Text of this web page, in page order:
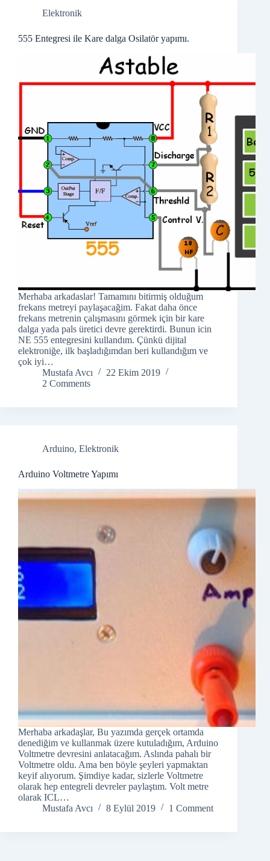
Elektronik
555 Entegresi ile Kare dalga Osilatör yapımı.
Merhaba arkadaslar! Tamamını bitirmiş olduğum
frekans metreyi paylaşacağim. Fakat daha önce
frekans metrenin çalışmasını görmek için bir kare
dalga yada pals üretici devre gerektirdi. Bunun icin
NE 555 entegresini kullandım. Çünkü dijital
elektroniğe, ilk başladığımdan beri kullandığım ve
çok iyi…
Mustafa Avcı
22 Ekim 2019
2 Comments
Arduino, Elektronik
Arduino Voltmetre Yapımı
Merhaba arkadaşlar, Bu yazımda gerçek ortamda
denediğim ve kullanmak üzere kutuladığım, Arduino
Voltmetre devresini anlatacağım. Aslında pahalı bir
Voltmetre oldu. Ama ben böyle şeyleri yapmaktan
keyif alıyorum. Şimdiye kadar, sizlerle Voltmetre
olarak hep entegreli devreler paylaştım. Volt metre
olarak ICL…
Mustafa Avcı
8 Eylül 2019 1 Comment